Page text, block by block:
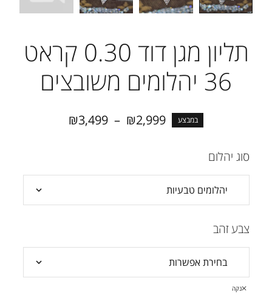
תליון מגן דוד 0.30 קראט
36 יהלומים משובצים
במבצע ₪2,999
–
₪3,499
סוג יהלום
צבע זהב
נקה